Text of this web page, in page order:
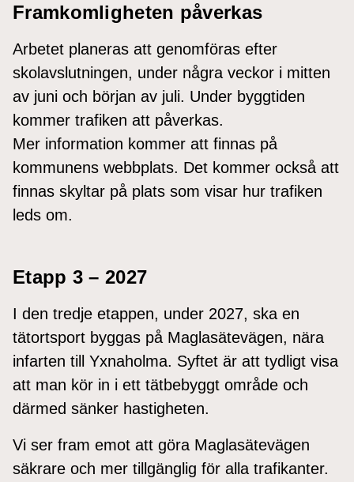
Framkomligheten påverkas
Arbetet planeras att genomföras efter
skolavslutningen, under några veckor i mitten
av juni och början av juli. Under byggtiden
kommer trafiken att påverkas.
Mer information kommer att finnas på
kommunens webbplats. Det kommer också att
finnas skyltar på plats som visar hur trafiken
leds om.
Etapp 3 – 2027
I den tredje etappen, under 2027, ska en
tätortsport byggas på Maglasätevägen, nära
infarten till Yxnaholma. Syftet är att tydligt visa
att man kör in i ett tätbebyggt område och
därmed sänker hastigheten.
Vi ser fram emot att göra Maglasätevägen
säkrare och mer tillgänglig för alla trafikanter.